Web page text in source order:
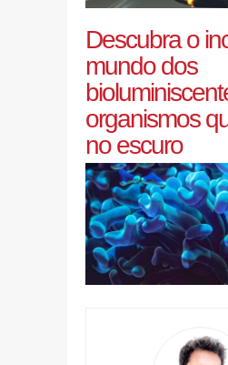
Descubra o
mundo dos
organismos
no escuro